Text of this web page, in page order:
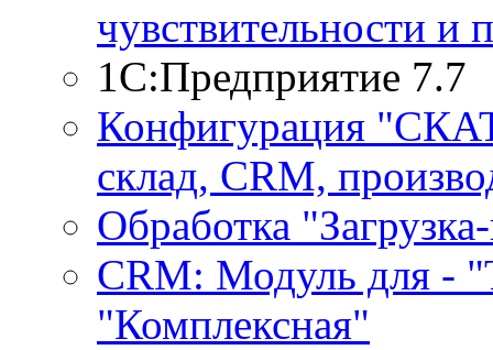
чувствительности и
1С:Предприятие 7.7
Конфигурация
склад, CRM,
Обработка
CRM: Модуль для -
"Комплексная"